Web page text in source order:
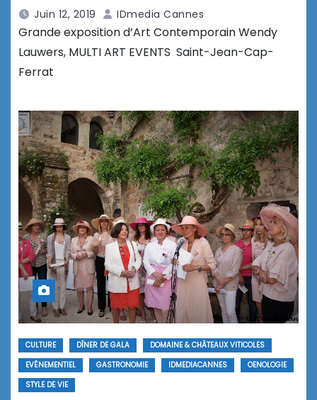
Juin 12, 2019 IDmedia Cannes
Grande exposition d’Art Contemporain Wendy
Lauwers, MULTI ART EVENTS Saint-Jean-Cap-
Ferrat
CULTURE DÎNER DE GALA
DOMAINE & CHÂTEAUX VITICOLES
EVÉNEMENTIEL
GASTRONOMIE IDMEDIACANNES
OENOLOGIE
STYLE DE VIE